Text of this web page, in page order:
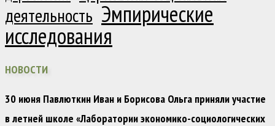
деятельность Эмпирические
исследования
НОВОСТИ
30 июня Павлюткин Иван и Борисова Ольга приняли участие
в летней школе «Лаборатории экономико-социологических